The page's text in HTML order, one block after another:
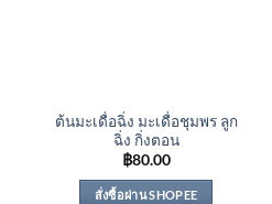
ต้นมะเดื่อฉิ่ง มะเดื่อชุมพร ลูก
ฉิ่ง กิ่งตอน
฿80.00
สั่งซื้อผ่าน SHOPEE